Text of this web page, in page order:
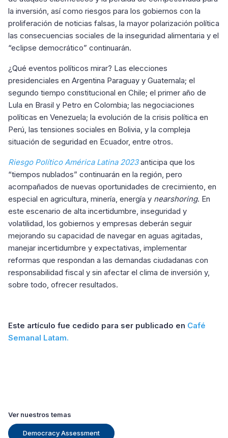
la inversión, así como riesgos para los gobiernos con la
proliferación de noticias falsas, la mayor polarización política
las consecuencias sociales de la inseguridad alimentaria y el
“eclipse democrático” continuarán.
¿Qué eventos políticos mirar? Las elecciones
presidenciales en Argentina Paraguay y Guatemala; el
segundo tiempo constitucional en Chile; el primer año de
Lula en Brasil y Petro en Colombia; las negociaciones
políticas en Venezuela; la evolución de la crisis política en
Perú, las tensiones sociales en Bolivia, y la compleja
situación de seguridad en Ecuador, entre otros.
Riesgo Político América Latina 2023anticipa que los
“tiempos nublados” continuarán en la región, pero
acompañados de nuevas oportunidades de crecimiento, en
especial en agricultura, minería, energía y nearshoring. En
este escenario de alta incertidumbre, inseguridad y
volatilidad, los gobiernos y empresas deberán seguir
mejorando su capacidad de navegar en aguas agitadas,
manejar incertidumbre y expectativas, implementar
reformas que respondan a las demandas ciudadanas con
responsabilidad fiscal y sin afectar el clima de inversión y,
sobre todo, ofrecer resultados.
Este artículo fue cedido para ser publicado en Café
Semanal Latam.
Ver nuestros temas
Democracy Assessment